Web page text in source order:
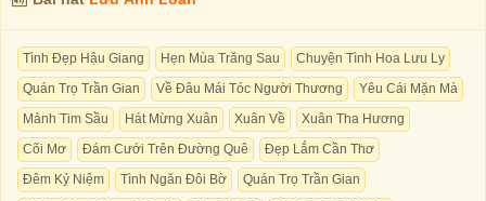
Tình Đẹp Hậu Giang Hẹn Mùa Trăng Sau
Chuyện Tình Hoa Lưu Ly
Quán Trọ Trần Gian
Về Đâu Mái Tóc Người Thương
Yêu Cái Mặn Mà
Mảnh Tim Sầu
Hát Mừng Xuân Xuân Về
Xuân Tha Hương
Cõi Mơ
Đám Cưới Trên Đường Quê
Đẹp Lắm Cần Thơ
Đêm Kỷ Niệm
Tình Ngăn Đôi Bờ
Quán Trọ Trần Gian